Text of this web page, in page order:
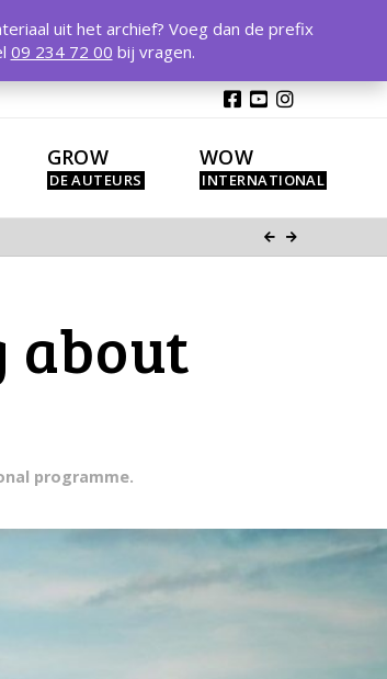
GROW WOW
about
programme.
uit het archief? Voeg dan de prefix
09 234 72 00 bij vragen.